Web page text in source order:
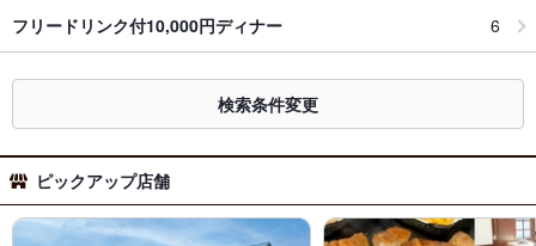
フリードリンク付10,000円ディナー 6
検索条件変更
ピックアップ店舗